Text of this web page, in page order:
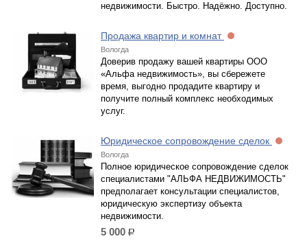
недвижимости. Быстро. Надёжно. Доступно.
Продажа квартир и комнат
Вологда
Доверив продажу вашей квартиры ООО
«Альфа недвижимость», вы сбережете
время, выгодно продадите квартиру и
получите полный комплекс необходимых
услуг.
Юридическое сопровождение сделок
Вологда
Полное юридическое сопровождение сделок
специалистами "АЛЬФА НЕДВИЖИМОСТЬ"
предполагает консультации специалистов,
юридическую экспертизу объекта
недвижимости.
5 000 р.